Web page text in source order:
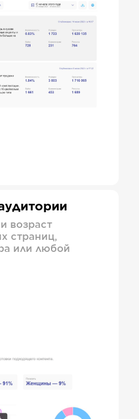
возраст
страниц,
или любой